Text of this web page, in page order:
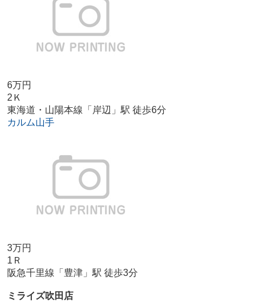
6万円
2Ｋ
東海道・山陽本線「岸辺」駅 徒歩6分
カルム山手
3万円
1Ｒ
阪急千里線「豊津」駅 徒歩3分
ミライズ吹田店